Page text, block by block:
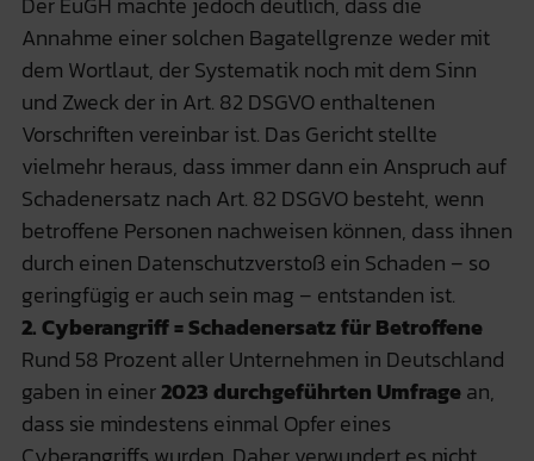
Annahme einer solchen Bagatellgrenze weder mit
dem Wortlaut, der Systematik noch mit dem Sinn
und Zweck der in Art. 82 DSGVO enthaltenen
Vorschriften vereinbar ist. Das Gericht stellte
vielmehr heraus, dass immer dann ein Anspruch auf
Schadenersatz nach Art. 82 DSGVO besteht, wenn
betroffene Personen nachweisen können, dass ihnen
durch einen Datenschutzverstoß ein Schaden – so
geringfügig er auch sein mag – entstanden ist.
2. Cyberangriff = Schadenersatz für Betroffene
Rund 58 Prozent aller Unternehmen in Deutschland
gaben in einer2023 durchgeführten Umfragean,
dass sie mindestens einmal Opfer eines